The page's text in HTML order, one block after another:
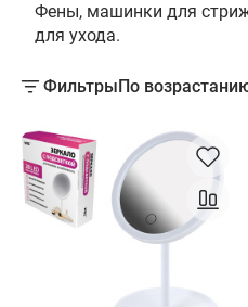
Фены, машинки для
для ухода.
ФильтрыПо